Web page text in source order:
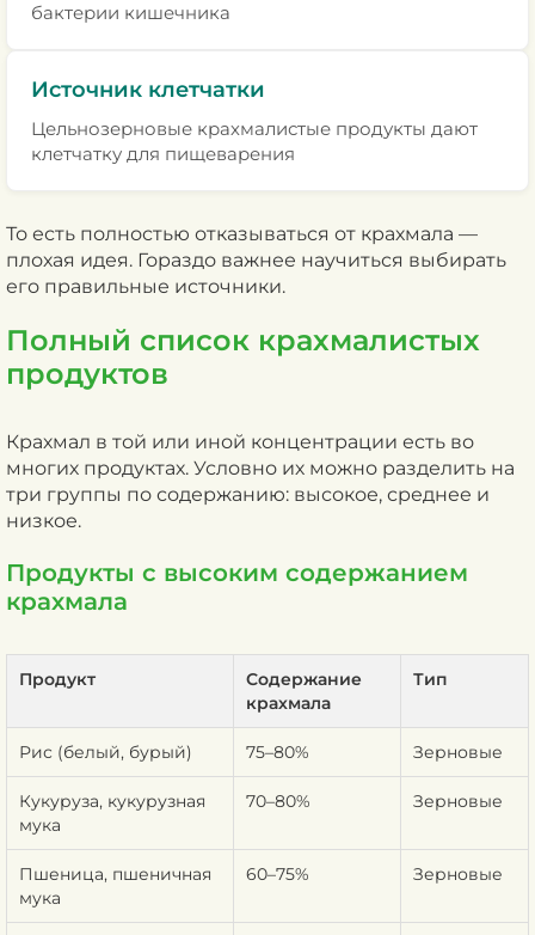
бактерии кишечника
Источник клетчатки
Цельнозерновые крахмалистые продукты дают
клетчатку для пищеварения
То есть полностью отказываться от крахмала —
плохая идея. Гораздо важнее научиться выбирать
его правильные источники.
Полный список крахмалистых
продуктов
Крахмал в той или иной концентрации есть во
многих продуктах. Условно их можно разделить на
три группы по содержанию: высокое, среднее и
низкое.
Продукты с высоким содержанием
крахмала
Продукт
Содержание
крахмала
Тип
Рис (белый, бурый) 75–80% Зерновые
Кукуруза, кукурузная
мука
70–80% Зерновые
Пшеница, пшеничная
мука
60–75% Зерновые